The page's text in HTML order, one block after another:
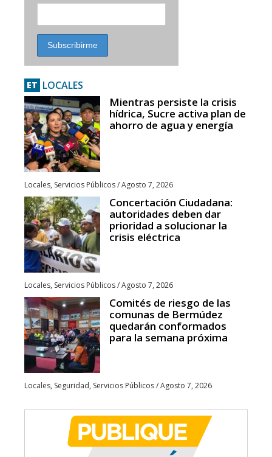
ET LOCALES
Mientras persiste la crisis
hídrica, Sucre activa plan de
ahorro de agua y energía
Locales, Servicios Públicos/Agosto 7, 2026
Concertación Ciudadana:
autoridades deben dar
prioridad a solucionar la
crisis eléctrica
Locales, Servicios Públicos/Agosto 7, 2026
Comités de riesgo de las
comunas de Bermúdez
quedarán conformados
para la semana próxima
Locales, Seguridad, Servicios Públicos/Agosto 7, 2026